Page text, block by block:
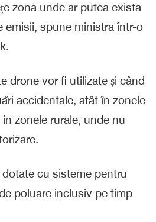
zona unde ar putea exista
emisii, spune ministra într-o
drone vor fi utilizate și când
accidentale, atât în zonele
zonele rurale, unde nu
cu sisteme pentru
poluare inclusiv pe timp